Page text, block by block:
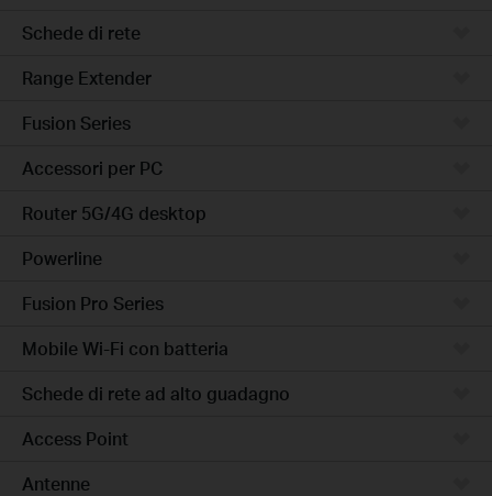
Schede di rete
Range Extender
Fusion Series
Accessori per PC
Router 5G/4G desktop
Powerline
Fusion Pro Series
Mobile Wi-Fi con batteria
Schede di rete ad alto guadagno
Access Point
Antenne